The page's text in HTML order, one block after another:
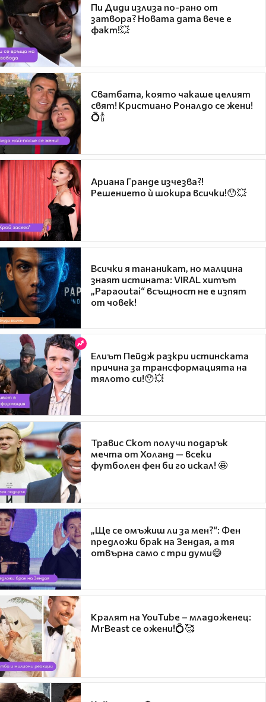
Пи Диди излиза по-рано от
затвора? Новата дата вече е
факт!💥
Сватбата, която чакаше целият
свят! Кристиано Роналдо се жени!
💍🍾
Ариана Гранде изчезва?!
Решението ѝ шокира всички!😯💥
Всички я тананикат, но малцина
знаят истината: VIRAL хитът
„Papaoutai“ всъщност не е изпят
от човек!
Елиът Пейдж разкри истинската
причина за трансформацията на
тялото си!😯💥
Травис Скот получи подарък
мечта от Холанд — всеки
футболен фен би го искал! 🤩
„Ще се омъжиш ли за мен?“: Фен
предложи брак на Зендая, а тя
отвърна само с три думи😅
Кралят на YouTube – младоженец:
MrBeast се ожени!💍🥰